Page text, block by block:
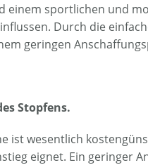
sportlichen und
Durch die
geringen
Stopfens.
ist wesentlich
eignet. Ein geringer